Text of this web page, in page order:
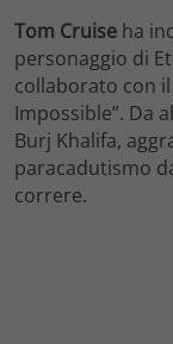
Tom Cruise ha
personaggio di
collaborato con
Impossible”. Da
Burj Khalifa,
paracadutismo
correre.